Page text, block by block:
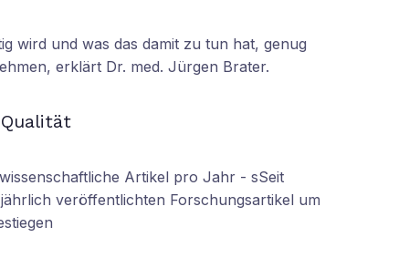
wird und was das damit zu tun hat, genug
erklärt Dr. med. Jürgen Brater.
Artikel pro Jahr - sSeit
veröffentlichten Forschungsartikel um